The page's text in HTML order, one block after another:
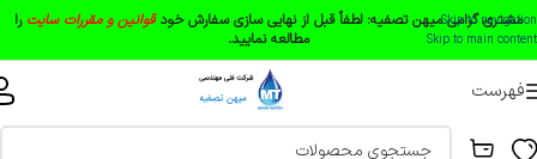
Skip to navigation
Skip to main content
مشتری گرامی میهن تصفیه: لطفاً قبل از نهایی سازی سفارش خودقوانین و مقررات سایت را
مطالعه نمایید.
فهرست